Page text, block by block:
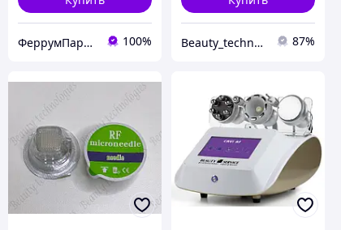
ФеррумПарк Интернет магазин 100% Beauty_technologies_ 87%